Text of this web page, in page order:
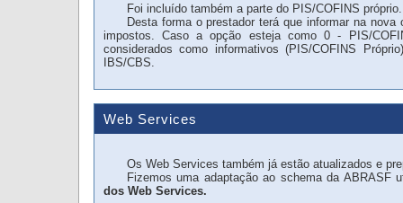
Foi incluído também a parte do PIS/COFINS próprio.
Desta forma o prestador terá que informar na nova
impostos. Caso a opção esteja como 0 - PIS/
considerados como informativos (PIS/COFINS
IBS/CBS.
Web Services
Os Web Services também já estão atualizados e
Fizemos uma adaptação ao schema da ABRASF
dos Web Services.